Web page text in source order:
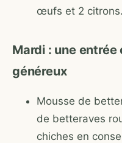
œufs et 2 citrons.
Mardi : une
généreux
Mousse de
de betteraves
chiches en